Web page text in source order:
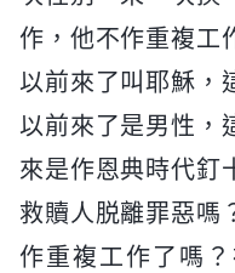
作，他不作重複工
以前來了叫耶穌，
以前來了是男性，
來是作恩典時代釘
救贖人脱離罪惡嗎
作重複工作了嗎